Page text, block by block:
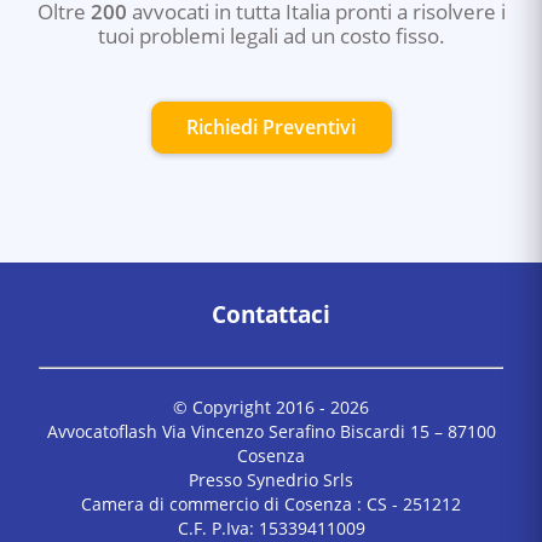
Oltre 200 avvocati in tutta Italia pronti a risolvere i
tuoi problemi legali ad un costo fisso.
Richiedi Preventivi
Contattaci
© Copyright 2016 - 2026
Avvocatoflash Via Vincenzo Serafino Biscardi 15 – 87100
Cosenza
Presso Synedrio Srls
Camera di commercio di Cosenza : CS - 251212
C.F. P.Iva: 15339411009